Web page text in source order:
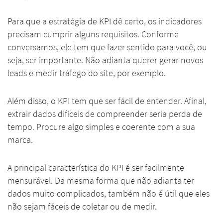
Para que a estratégia de KPI dê certo, os indicadores
precisam cumprir alguns requisitos. Conforme
conversamos, ele tem que fazer sentido para você, ou
seja, ser importante. Não adianta querer gerar novos
leads e medir tráfego do site, por exemplo.
Além disso, o KPI tem que ser fácil de entender. Afinal,
extrair dados difíceis de compreender seria perda de
tempo. Procure algo simples e coerente com a sua
marca.
A principal característica do KPI é ser facilmente
mensurável. Da mesma forma que não adianta ter
dados muito complicados, também não é útil que eles
não sejam fáceis de coletar ou de medir.